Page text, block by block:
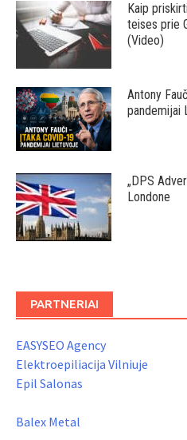
Kaip
teises prie
(Video)
Antony
pandemijai
„DPS
Londone
PARTNERIAI
EASYSEO Agency
Elektroepiliacija Vilniuje
Epil Salonas
Balex Metal